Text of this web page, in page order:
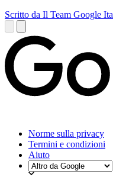
Scritto da Il Team Google
Norme sulla privacy
Termini e condizioni
Aiuto